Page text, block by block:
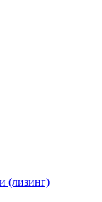
(лизинг)